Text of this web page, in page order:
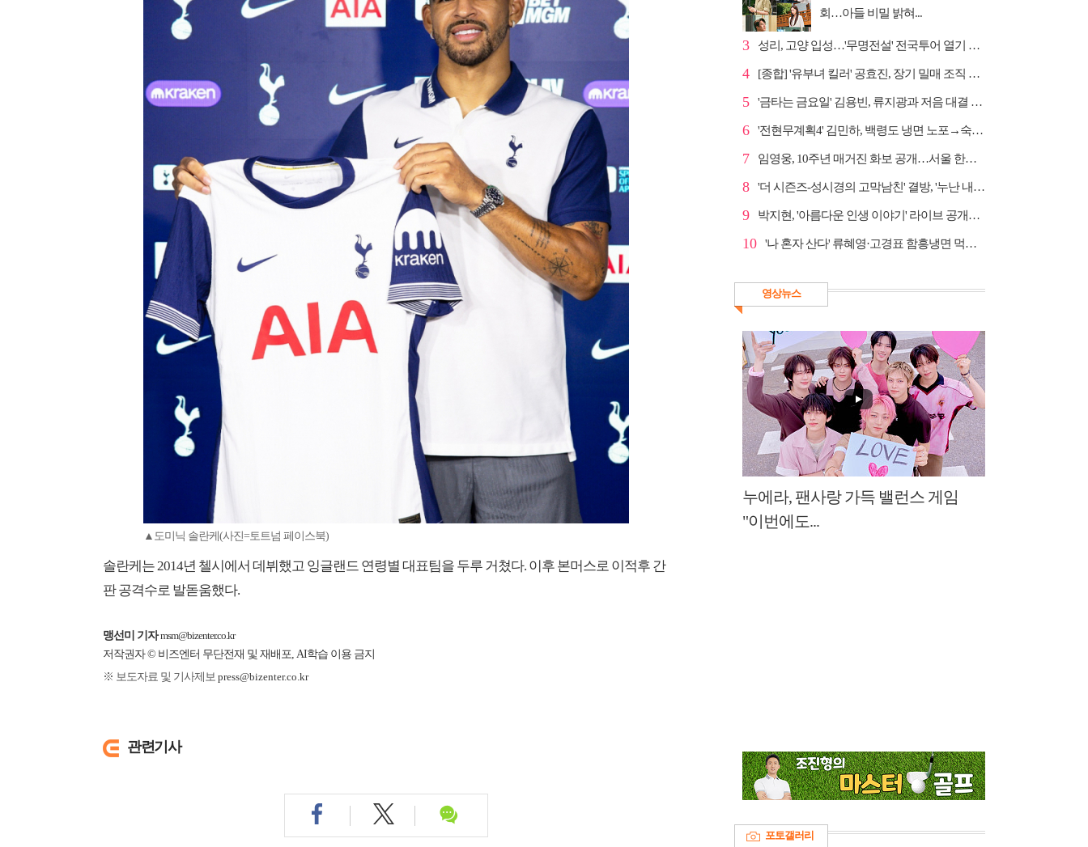
▲도미닉 솔란케(사진=토트넘 페이스북)
솔란케는 2014년 첼시에서 데뷔했고 잉글랜드 연령별 대표팀을 두루 거쳤다. 이후 본머스로 이적후 간
판 공격수로 발돋움했다.
맹선미 기자 msm@bizenter.co.kr
저작권자 © 비즈엔터 무단전재 및 재배포, AI학습 이용 금지
※ 보도자료 및 기사제보 press@bizenter.co.kr
관련기사
회…아들 비밀 밝혀...
3 성리, 고양 입성…'무명전설' 전국투어 열기 지속
4 [종합] '유부녀 킬러' 공효진, 장기 밀매 조직 소탕…4...
5 '금타는 금요일' 김용빈, 류지광과 저음 대결 승리
6 '전현무계획4' 김민하, 백령도 냉면 노포→숙성 광어초...
7 임영웅, 10주년 매거진 화보 공개…서울 한복판 대형 현...
8 '더 시즌즈-성시경의 고막남친' 결방, '누난 내게 여자...
9 박지현, '아름다운 인생 이야기' 라이브 공개…감성 보...
10 '나 혼자 산다' 류혜영·고경표 함흥냉면 먹방→남산 산책
영상뉴스
누에라, 팬사랑 가득 밸런스 게임
"이번에도...
포토갤러리